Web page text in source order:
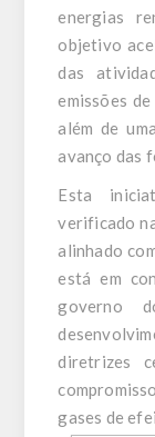
energias
objetivo
das
emissões
além de
avanço das
Esta
verificado
alinhado
está em
governo
diretrizes
gases de